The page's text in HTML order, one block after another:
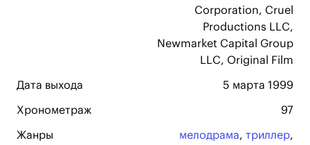
Corporation, Cruel
Productions LLC,
Newmarket Capital Group
LLC, Original Film
Дата выхода 5 марта 1999
Хронометраж 97
Жанры мелодрама, триллер,